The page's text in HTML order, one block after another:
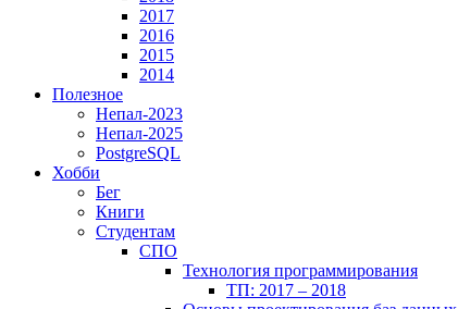
2017
2016
2015
2014
Полезное
Непал-2023
Непал-2025
PostgreSQL
Хобби
Бег
Книги
Студентам
СПО
Технология программирования
ТП: 2017 – 2018